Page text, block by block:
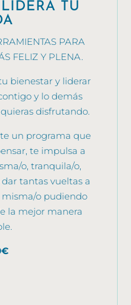
TU
PARA
FELIZ Y PLENA.
bienestar y liderar
y lo demás
disfrutando.
un programa que
te impulsa a
o, tranquila/o,
tantas vueltas a
misma/o pudiendo
la mejor manera